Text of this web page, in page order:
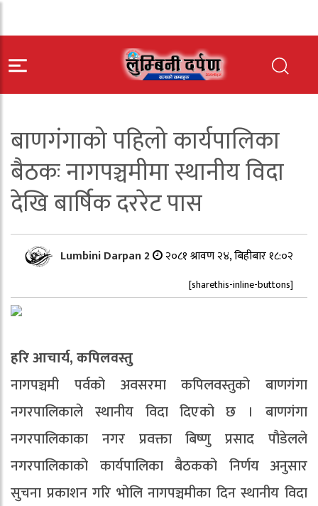
बाणगंगाको पहिलो कार्यपालिका
बैठकः नागपञ्चमीमा स्थानीय विदा
देखि बार्षिक दररेट पास
Lumbini Darpan 2 २०८१ श्रावण २४, बिहीबार १८:०२
[sharethis-inline-buttons]
हरि आचार्य, कपिलवस्तु
नागपञ्चमी पर्वको अवसरमा कपिलवस्तुको बाणगंगा
नगरपालिकाले स्थानीय विदा दिएको छ । बाणगंगा
नगरपालिकाका नगर प्रवक्ता बिष्णु प्रसाद पौडेलले
नगरपालिकाको कार्यपालिका बैठकको निर्णय अनुसार
सुचना प्रकाशन गरि भोलि नागपञ्चमीका दिन स्थानीय विदा